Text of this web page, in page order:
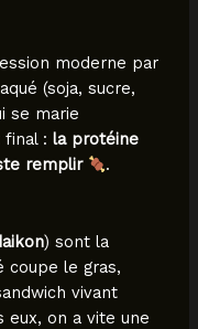
moderne par
(soja, sucre,
se marie
: la protéine
remplir
.
) sont la
coupe le gras,
vivant
eux, on a vite une